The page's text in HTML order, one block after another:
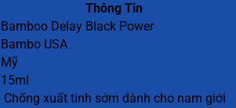
Thông Tin
Bamboo Delay Black Power
Bambo USA
Mỹ
15ml
Chống xuất tinh sớm dành cho nam giới